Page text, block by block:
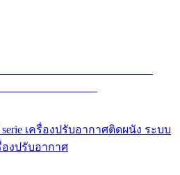
serie เครื่องปรับอากาศติดผนัง ระบบ
องปรับอากาศ